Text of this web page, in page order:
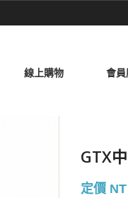
線上購物 會
GTX
定價